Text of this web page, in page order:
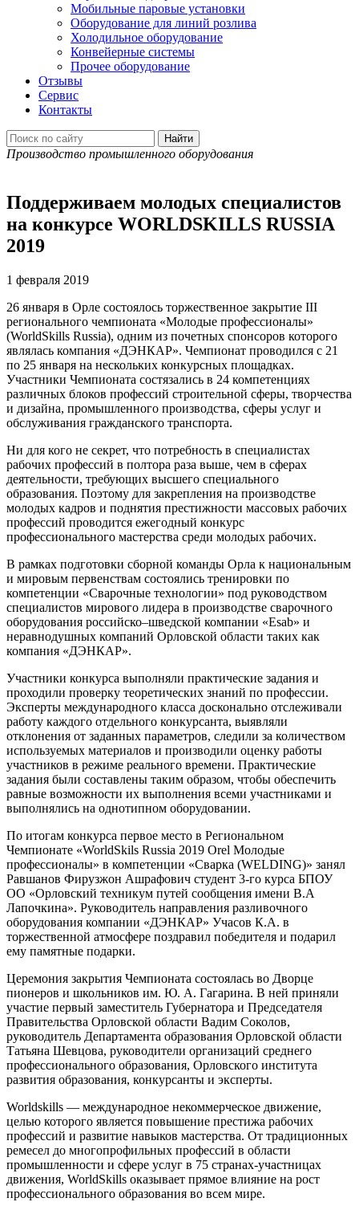
Мобильные паровые установки
Оборудование для линий розлива
Холодильное оборудование
Конвейерные системы
Прочее оборудование
Отзывы
Сервис
Контакты
Производство промышленного оборудования
Поддерживаем молодых специалистов
на конкурсе WORLDSKILLS RUSSIA
2019
1 февраля 2019
26 января в Орле состоялось торжественное закрытие III
регионального чемпионата «Молодые профессионалы»
(WorldSkills Russia), одним из почетных спонсоров которого
являлась компания «ДЭНКАР». Чемпионат проводился с 21
по 25 января на нескольких конкурсных площадках.
Участники Чемпионата состязались в 24 компетенциях
различных блоков профессий строительной сферы, творчества
и дизайна, промышленного производства, сферы услуг и
обслуживания гражданского транспорта.
Ни для кого не секрет, что потребность в специалистах
рабочих профессий в полтора раза выше, чем в сферах
деятельности, требующих высшего специального
образования. Поэтому для закрепления на производстве
молодых кадров и поднятия престижности массовых рабочих
профессий проводится ежегодный конкурс
профессионального мастерства среди молодых рабочих.
В рамках подготовки сборной команды Орла к национальным
и мировым первенствам состоялись тренировки по
компетенции «Сварочные технологии» под руководством
специалистов мирового лидера в производстве сварочного
оборудования российско–шведской компании «Esab» и
неравнодушных компаний Орловской области таких как
компания «ДЭНКАР».
Участники конкурса выполняли практические задания и
проходили проверку теоретических знаний по профессии.
Эксперты международного класса досконально отслеживали
работу каждого отдельного конкурсанта, выявляли
отклонения от заданных параметров, следили за количеством
используемых материалов и производили оценку работы
участников в режиме реального времени. Практические
задания были составлены таким образом, чтобы обеспечить
равные возможности их выполнения всеми участниками и
выполнялись на однотипном оборудовании.
По итогам конкурса первое место в Региональном
Чемпионате «WorldSkils Russia 2019 Orel Молодые
профессионалы» в компетенции «Сварка (WELDING)» занял
Равшанов Фирузжон Ашрафович студент 3-го курса БПОУ
ОО «Орловский техникум путей сообщения имени В.А
Лапочкина». Руководитель направления разливочного
оборудования компании «ДЭНКАР» Учасов К.А. в
торжественной атмосфере поздравил победителя и подарил
ему памятные подарки.
Церемония закрытия Чемпионата состоялась во Дворце
пионеров и школьников им. Ю. А. Гагарина. В ней приняли
участие первый заместитель Губернатора и Председателя
Правительства Орловской области Вадим Соколов,
руководитель Департамента образования Орловской области
Татьяна Шевцова, руководители организаций среднего
профессионального образования, Орловского института
развития образования, конкурсанты и эксперты.
Worldskills — международное некоммерческое движение,
целью которого является повышение престижа рабочих
профессий и развитие навыков мастерства. От традиционных
ремесел до многопрофильных профессий в области
промышленности и сфере услуг в 75 странах-участницах
движения, WorldSkills оказывает прямое влияние на рост
профессионального образования во всем мире.